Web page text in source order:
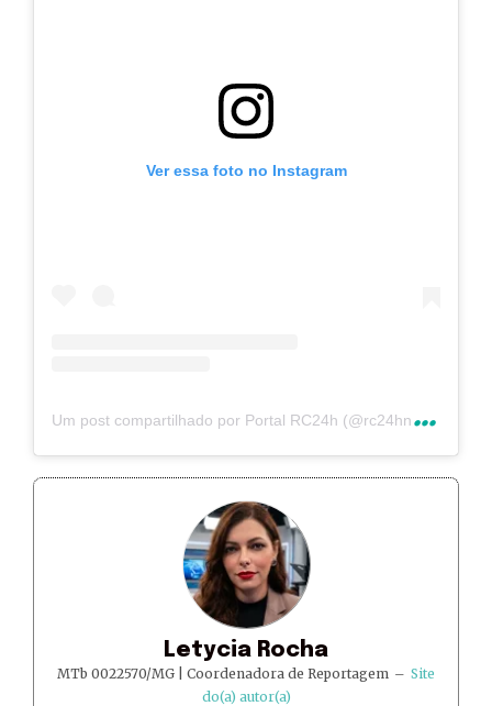
Ver essa foto no Instagram
U
m post compartilhado por Portal RC24h (@rc24hnoticias)
Letycia Rocha
MTb 0022570/MG | Coordenadora de Reportagem – Site
do(a) autor(a)